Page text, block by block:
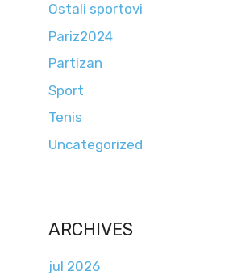
Ostali sportovi
Pariz2024
Partizan
Sport
Tenis
Uncategorized
ARCHIVES
jul 2026